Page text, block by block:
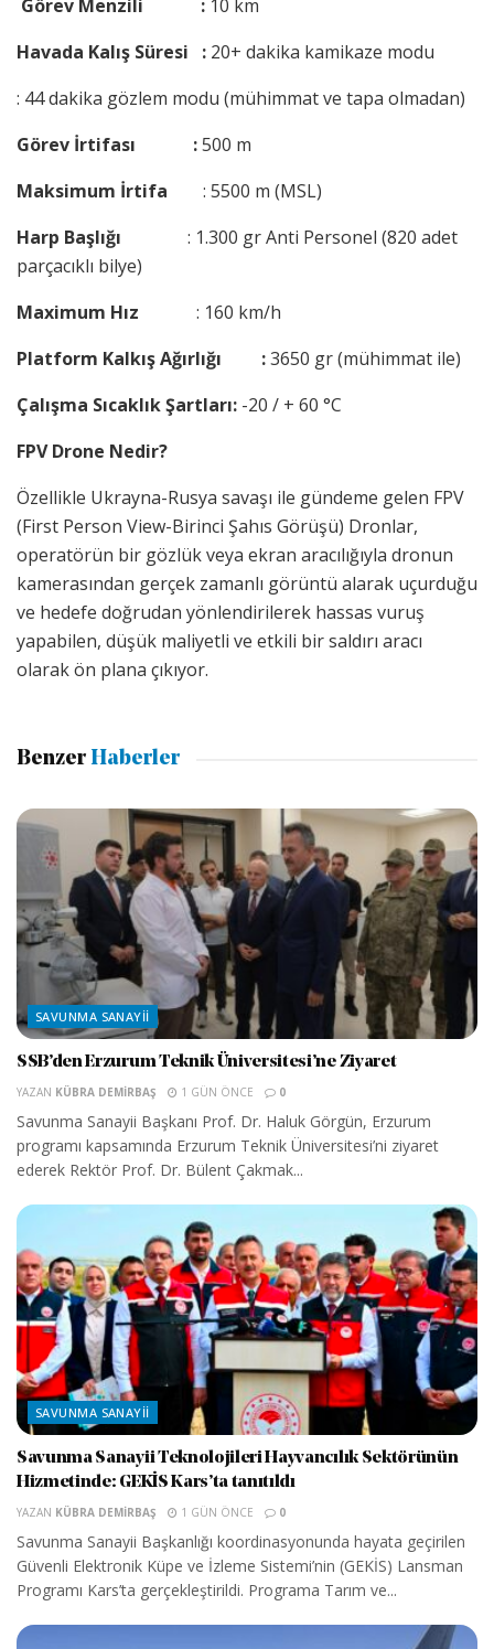
Görev Menzili : 10 km
Havada Kalış Süresi : 20+ dakika kamikaze modu
: 44 dakika gözlem modu (mühimmat ve tapa olmadan)
Görev İrtifası :500 m
Maksimum İrtifa : 5500 m (MSL)
Harp Başlığı : 1.300 gr Anti Personel (820 adet
parçacıklı bilye)
Maximum Hız
: 160 km/h
Platform Kalkış Ağırlığı :3650 gr (mühimmat ile)
Çalışma Sıcaklık Şartları: -20 / + 60 °C
FPV Drone Nedir?
Özellikle Ukrayna-Rusya savaşı ile gündeme gelen FPV
(First Person View-Birinci Şahıs Görüşü) Dronlar,
operatörün bir gözlük veya ekran aracılığıyla dronun
kamerasından gerçek zamanlı görüntü alarak uçurduğu
ve hedefe doğrudan yönlendirilerek hassas vuruş
yapabilen, düşük maliyetli ve etkili bir saldırı aracı
olarak ön plana çıkıyor.
Benzer Haberler
SAVUNMA SANAYII
SSB’den Erzurum Teknik Üniversitesi’ne Ziyaret
YAZAN KÜBRA DEMIRBAŞ 1 GÜN ÖNCE 0
Savunma Sanayii Başkanı Prof. Dr. Haluk Görgün, Erzurum
programı kapsamında Erzurum Teknik Üniversitesi’ni ziyaret
ederek Rektör Prof. Dr. Bülent Çakmak...
SAVUNMA SANAYII
Savunma Sanayii Teknolojileri Hayvancılık Sektörünün
Hizmetinde: GEKİS Kars’ta tanıtıldı
YAZAN KÜBRA DEMIRBAŞ 1 GÜN ÖNCE 0
Savunma Sanayii Başkanlığı koordinasyonunda hayata geçirilen
Güvenli Elektronik Küpe ve İzleme Sistemi’nin (GEKİS) Lansman
Programı Kars’ta gerçekleştirildi. Programa Tarım ve...